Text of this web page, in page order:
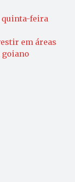
quinta-feira
em áreas